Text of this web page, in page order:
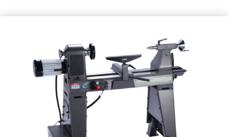
CARP 1824 Classic – Details zur neuen
Drechselbank
AUSGABE 75, TECHNIK & NEUES